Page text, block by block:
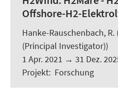
Offshore-H2-
Hanke-Rauschenbach, R.
(Principal Investigator))
1 Apr. 2021 → 31 Dez.
Projekt: Forschung